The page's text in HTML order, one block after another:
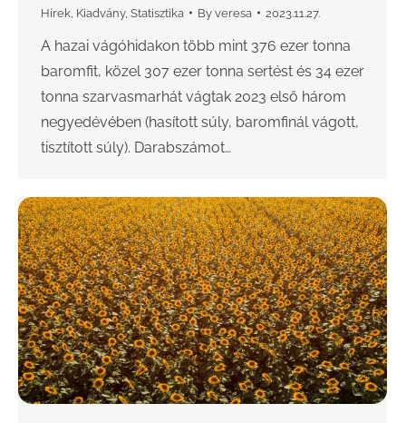
Hírek Kiadvány, Statisztika By veresa 2023.11.27.
A hazai vágóhidakon több mint 376 ezer tonna
baromfit, közel 307 ezer tonna sertést és 34 ezer
tonna szarvasmarhát vágtak 2023 első három
negyedévében (hasított súly, baromfinál vágott,
tisztított súly). Darabszámot…